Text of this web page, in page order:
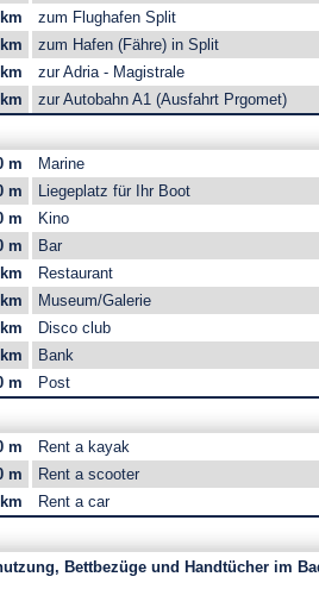
zum Flughafen Split
zum Hafen (Fähre) in Split
zur Adria - Magistrale
zur Autobahn A1 (Ausfahrt Prgomet)
m
m
m
m
m
Marine
Liegeplatz für Ihr Boot
Kino
Bar
Restaurant
Museum/Galerie
Disco club
Bank
Post
m
m
Rent a kayak
Rent a scooter
Rent a car
Bettbezüge und Handtücher im